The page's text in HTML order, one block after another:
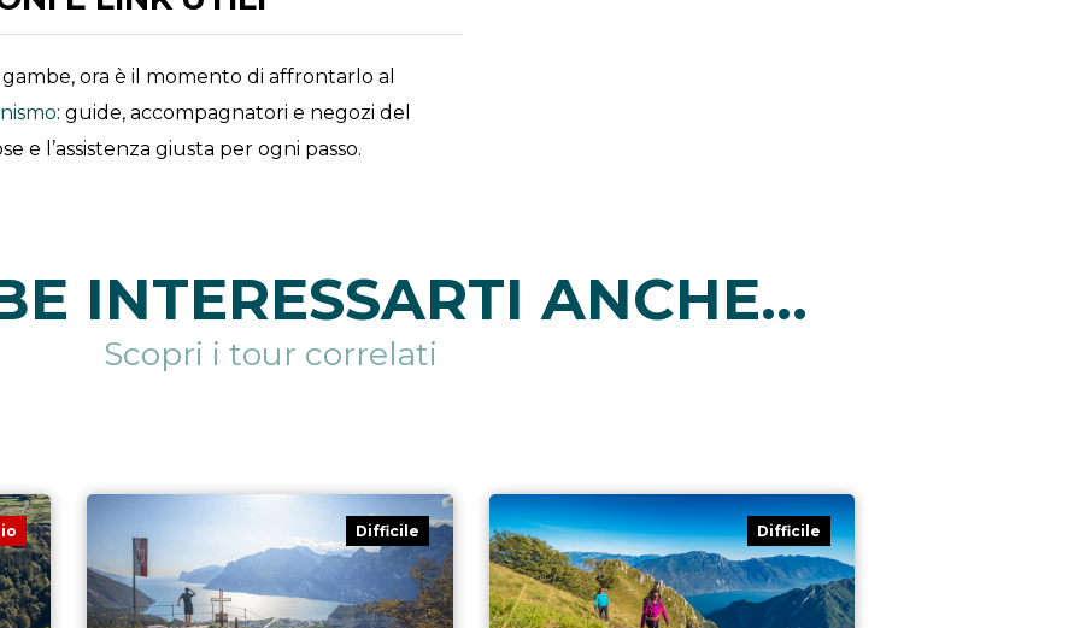
ora è il momento di affrontarlo al
: guide, accompagnatori e negozi del
e l’assistenza giusta per ogni passo.
INTERESSARTI ANCHE...
Scopri i tour correlati
Difficile Difficile